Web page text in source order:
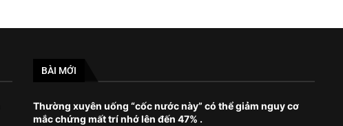
BÀI MỚI
Thường xuyên uống “cốc nước này” có thể giảm nguy cơ
mắc chứng mất trí nhớ lên đến 47% .